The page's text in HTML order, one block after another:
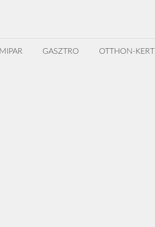
GASZTRO OTTHON-KERT